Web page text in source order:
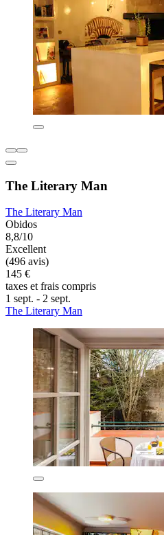
The Literary Man
The Literary Man
Obidos
8,8/10
Excellent
(496 avis)
145 €
taxes et frais compris
1 sept. - 2 sept.
The Literary Man